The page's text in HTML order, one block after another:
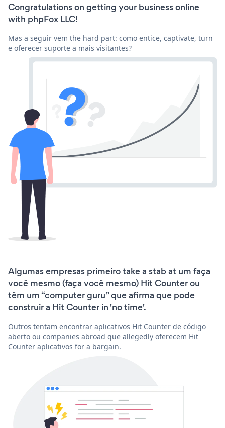
Congratulations on getting your business online
with phpFox LLC!
Mas a seguir vem the hard part: como entice, captivate, turn
e oferecer suporte a mais visitantes?
Algumas empresas primeiro take a stab at um faça
você mesmo (faça você mesmo) Hit Counter ou
têm um “computer guru” que afirma que pode
construir a Hit Counter in 'no time'.
Outros tentam encontrar aplicativos Hit Counter de código
aberto ou companies abroad que allegedly oferecem Hit
Counter aplicativos for a bargain.